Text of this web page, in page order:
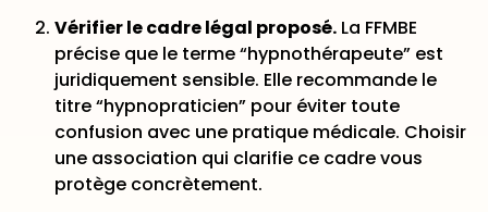
Vérifier le cadre légal proposé. La FFMBE
précise que le terme “hypnothérapeute” est
juridiquement sensible. Elle recommande le
titre “hypnopraticien” pour éviter toute
confusion avec une pratique médicale. Choisir
une association qui clarifie ce cadre vous
protège concrètement.